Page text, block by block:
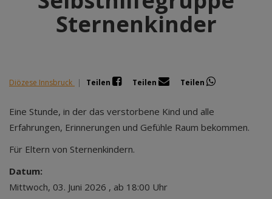
Sternenkinder
Diözese Innsbruck | Teilen Teilen Teilen
Eine Stunde, in der das verstorbene Kind und alle
Erfahrungen, Erinnerungen und Gefühle Raum bekommen.
Für Eltern von Sternenkindern.
Datum:
Mittwoch, 03. Juni 2026 , ab 18:00 Uhr